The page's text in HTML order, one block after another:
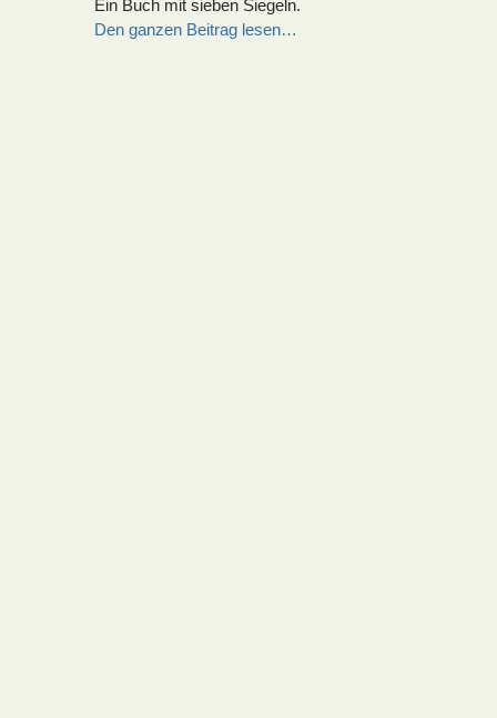
Ein Buch mit sieben Siegeln.
Den ganzen Beitrag lesen…